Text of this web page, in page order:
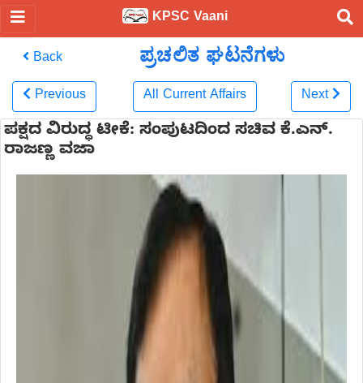
KPSC Vaani
Back ಪ್ರಚಲಿತ ಘಟನೆಗಳು
Previous All Current Affairs Next
ಪಕ್ಷದ ವಿರುದ್ಧ ಟೀಕೆ: ಸಂಪುಟದಿಂದ ಸಚಿವ ಕೆ.ಎನ್.
ರಾಜಣ್ಣ ವಜಾ